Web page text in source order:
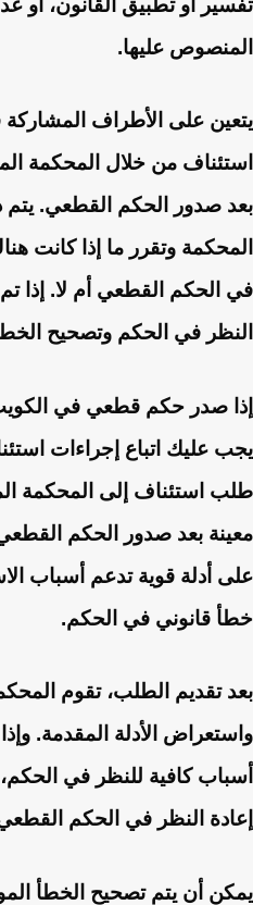
المنصوص عليها.
يتعين على الأطراف
استئناف من خلال المحكمة
بعد صدور الحكم القطعي.
المحكمة وتقرر ما إذا كانت
في الحكم القطعي أم لا. إذا
النظر في الحكم وتصحيح
إذا صدر حكم قطعي في
يجب عليك اتباع إجراءات
طلب استئناف إلى المحكمة
معينة بعد صدور الحكم
على أدلة قوية تدعم أسباب
خطأ قانوني في الحكم.
بعد تقديم الطلب، تقوم
واستعراض الأدلة المقدمة.
أسباب كافية للنظر في
إعادة النظر في الحكم
يمكن أن يتم تصحيح الخطأ